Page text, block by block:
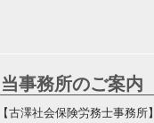
当事務所のご案内
【古澤社会保険労務士事務所】